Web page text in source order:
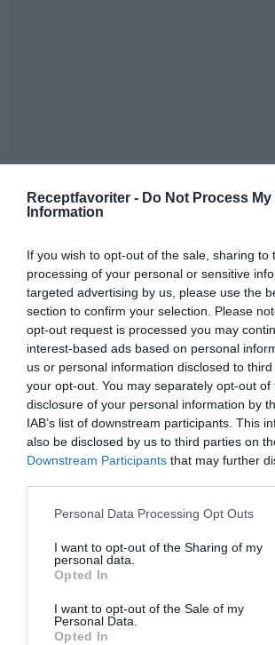
Receptfavoriter - Do Not Process My
Information
If you wish to opt-out of the sale, sharing to
processing of your personal or sensitive
targeted advertising by us, please use the
section to confirm your selection. Please
opt-out request is processed you may
interest-based ads based on personal
us or personal information disclosed to
your opt-out. You may separately opt-out of
disclosure of your personal information by
IAB’s list of downstream participants. This
also be disclosed by us to third parties on
Downstream Participants that may further
Personal Data Processing Opt Outs
I want to opt-out of the Sharing of my
personal data.
Opted In
I want to opt-out of the Sale of my
Personal Data.
Opted In
Huvudrätter Kyckling
Buffé
Svensk mat Grillat
E-mail
Medel:3.5 (15
Uppskattat näringsvärde
294 kcal
Författare:
Henrik
Jag är matskribent samt kock